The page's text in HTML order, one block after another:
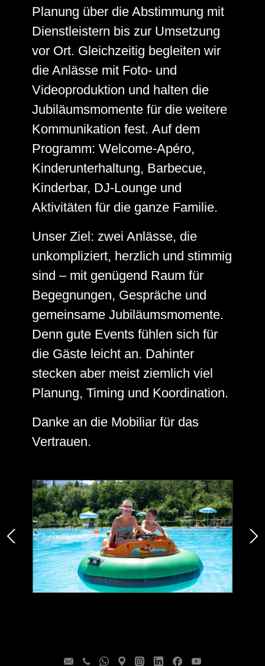
Planung über die Abstimmung mit
Dienstleistern bis zur Umsetzung
vor Ort. Gleichzeitig begleiten wir
die Anlässe mit Foto- und
Videoproduktion und halten die
Jubiläumsmomente für die weitere
Kommunikation fest. Auf dem
Programm: Welcome-Apéro,
Kinderunterhaltung, Barbecue,
Kinderbar, DJ-Lounge und
Aktivitäten für die ganze Familie.
Unser Ziel: zwei Anlässe, die
unkompliziert, herzlich und stimmig
sind – mit genügend Raum für
Begegnungen, Gespräche und
gemeinsame Jubiläumsmomente.
Denn gute Events fühlen sich für
die Gäste leicht an. Dahinter
stecken aber meist ziemlich viel
Planung, Timing und Koordination.
Danke an die Mobiliar für das
Vertrauen.